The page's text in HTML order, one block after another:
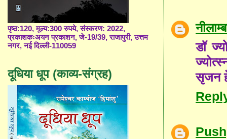
डॉ
सृजन
पृष्ठ:120, मूल्य:300 रुपये, संस्करण: 2022,
प्रकाशकःअयन प्रकाशन, जे-19/39, राजापुरी, उत्तम
नगर, नई दिल्ली-110059
दूधिया धूप (काव्य-संग्रह)